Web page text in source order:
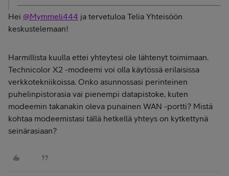
Hei @Mymmeli444 ja tervetuloa Telia Yhteisöön
keskustelemaan!
Harmillista kuulla ettei yhteytesi ole lähtenyt toimimaan.
Technicolor X2 -modeemi voi olla käytössä erilaisissa
verkkotekniikoissa. Onko asunnossasi perinteinen
puhelinpistorasia vai pienempi datapistoke, kuten
modeemin takanakin oleva punainen WAN -portti? Mistä
kohtaa modeemistasi tällä hetkellä yhteys on kytkettynä
seinärasiaan?